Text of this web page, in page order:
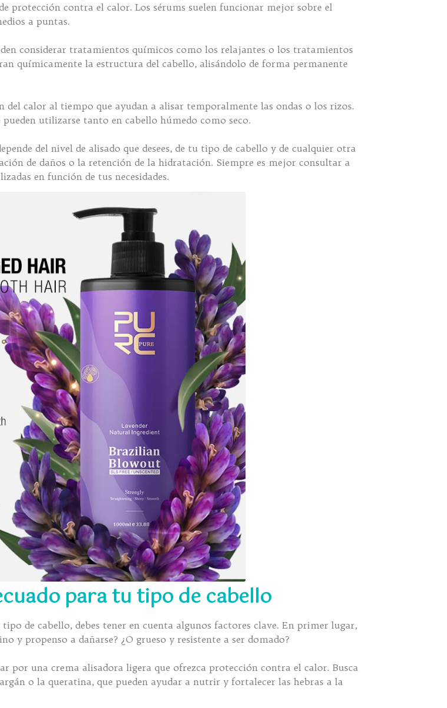
contra el calor. Los sérums suelen funcionar mejor sobre el
a puntas.
considerar tratamientos químicos como los relajantes o los tratamientos
químicamente la estructura del cabello, alisándolo de forma permanente
del calor al tiempo que ayudan a alisar temporalmente las ondas o los rizos.
utilizarse tanto en cabello húmedo como seco.
del nivel de alisado que desees, de tu tipo de cabello y de cualquier otra
de daños o la retención de la hidratación. Siempre es mejor consultar a
en función de tus necesidades.
para tu tipo de cabello
de cabello, debes tener en cuenta algunos factores clave. En primer lugar,
y propenso a dañarse? ¿O grueso y resistente a ser domado?
por una crema alisadora ligera que ofrezca protección contra el calor. Busca
o la queratina, que pueden ayudar a nutrir y fortalecer las hebras a la